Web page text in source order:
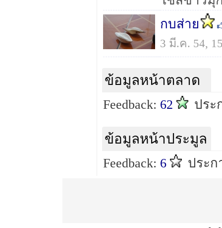
กบส่าย
3 มี.ค. 54,
ข้อมูลหน้าตลาด
Feedback: 62 ปร
ข้อมูลหน้าประมูล
Feedback: 6 ประก